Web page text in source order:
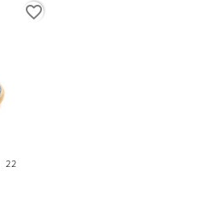
22
favorite_border